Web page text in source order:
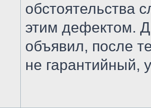
обстоятельства
этим дефектом.
объявил, после
не гарантийный,